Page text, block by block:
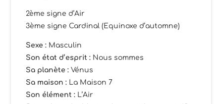
2ème signe d’Air
3ème signe Cardinal (Equinoxe d’automne)
Sexe : Masculin
Son état d’esprit : Nous sommes
Sa planète : Vénus
Sa maison : La Maison 7
Son élément : L’Air